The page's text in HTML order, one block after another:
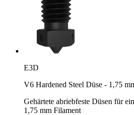
E3D
V6 Hardened Steel Düse - 1,75
Gehärtete abriebfeste Düsen für
1,75 mm Filament